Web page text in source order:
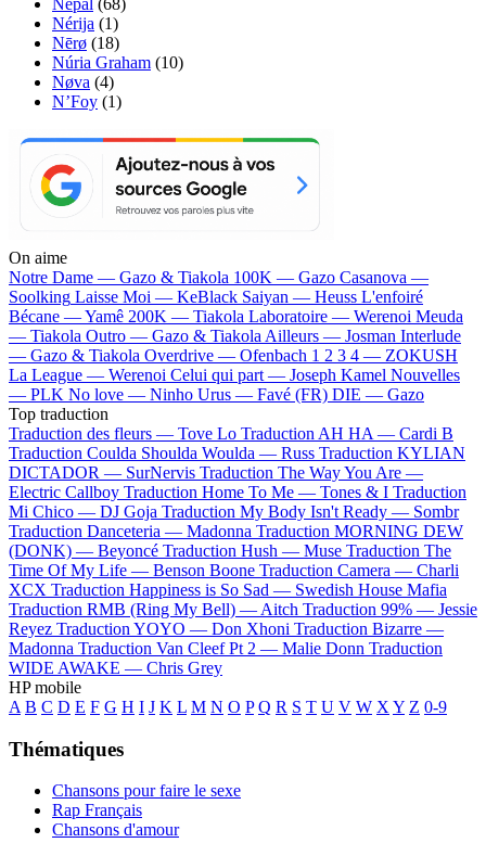
Nérija (1)
Nērø (18)
Núria Graham (10)
Nøva (4)
N’Foy (1)
On aime
Notre Dame — Gazo & Tiakola 100K — Gazo Casanova —
Soolking Laisse Moi — KeBlack Saiyan — Heuss L'enfoiré
Bécane —Yamê 200K — Tiakola Laboratoire — Werenoi Meuda
— Tiakola Outro — Gazo & Tiakola Ailleurs — Josman Interlude
— Gazo & Tiakola Overdrive — Ofenbach 1 2 3 4 — ZOKUSH
La League — Werenoi Celui qui part — Joseph Kamel Nouvelles
— PLK No love — Ninho Urus — Favé (FR) DIE — Gazo
Top traduction
Traduction des fleurs — Tove Lo Traduction AH HA — Cardi B
Traduction Coulda Shoulda Woulda — Russ Traduction KYLIAN
DICTADOR — SurNervis Traduction The Way You Are —
Electric Callboy Traduction Home To Me — Tones & I Traduction
Mi Chico — DJ Goja Traduction My Body Isn't Ready — Sombr
Traduction Danceteria — Madonna Traduction MORNING DEW
(DONK) — Beyoncé Traduction Hush — Muse Traduction The
Time Of My Life — Benson Boone Traduction Camera — Charli
XCX Traduction Happiness is So Sad — Swedish House Mafia
Traduction RMB (Ring My Bell) — Aitch Traduction 99% — Jessie
Reyez Traduction YOYO — Don Xhoni Traduction Bizarre —
Madonna Traduction Van Cleef Pt 2 — Malie Donn Traduction
WIDE AWAKE — Chris Grey
HP mobile
A B C D E F G H I J K L M N O P Q R S T U V W X Y Z 0-9
Thématiques
Chansons pour faire le sexe
Rap Français
Chansons d'amour